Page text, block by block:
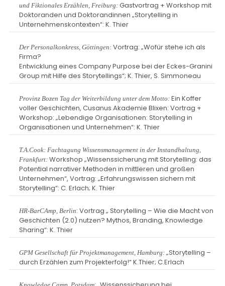
und Fiktionales Erzählen, Freiburg: Gastvortrag + Workshop mit
Doktoranden und Doktorandinnen „Storytelling in
Unternehmenskontexten“: K. Thier
Der Personalkonkress, Göttingen: Vortrag: „Wofür stehe ich als
Firma?
Entwicklung eines Company Purpose bei der Eckes-Granini
Group mit Hilfe des Storytellings“; K. Thier, S. Simmoneau
Provinz Bozen Tag der Weiterbildung unter dem Motto: Ein Koffer
voller Geschichten, Cusanus Akademie Blixen: Vortrag +
Workshop: „Lebendige Organisationen: Storytelling in
Organisationen und Unternehmen“: K. Thier
T.A.Cook: Fachtagung Wissensmanagement in der Instandhaltung,
Frankfurt: Workshop „Wissenssicherung mit Storytelling: das
Potential narrativer Methoden in mittleren und großen
Unternehmen“, Vortrag: „Erfahrungswissen sichern mit
Storytelling“: C. Erlach; K. Thier
HR-BarCAmp, Berlin: Vortrag „ Storytelling – Wie die Macht von
Geschichten (2.0) nutzen? Mythos, Branding, Knowledge
Sharing“: K. Thier
GPM Gesellschaft für Projektmanagement, Hamburg: „Storytelling –
durch Erzählen zum Projekterfolg!“ K.Thier; C.Erlach